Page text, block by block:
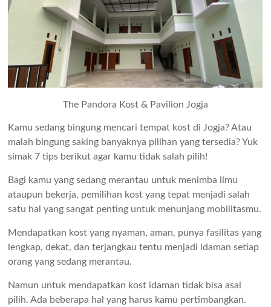
The Pandora Kost & Pavilion Jogja
Kamu sedang bingung mencari tempat kost di Jogja? Atau
malah bingung saking banyaknya pilihan yang tersedia? Yuk
simak 7 tips berikut agar kamu tidak salah pilih!
Bagi kamu yang sedang merantau untuk menimba ilmu
ataupun bekerja, pemilihan kost yang tepat menjadi salah
satu hal yang sangat penting untuk menunjang mobilitasmu.
Mendapatkan kost yang nyaman, aman, punya fasilitas yang
lengkap, dekat, dan terjangkau tentu menjadi idaman setiap
orang yang sedang merantau.
Namun untuk mendapatkan kost idaman tidak bisa asal
pilih. Ada beberapa hal yang harus kamu pertimbangkan.